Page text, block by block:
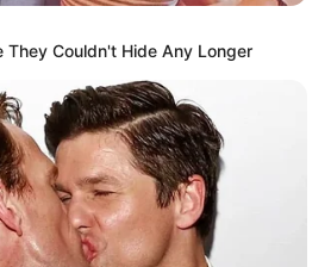
They Couldn't Hide Any Longer